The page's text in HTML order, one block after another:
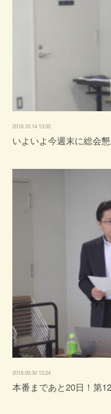
2018.10.14 13:00
いよいよ今週末に総会
2018.09.30 13:24
本番まであと20日！第